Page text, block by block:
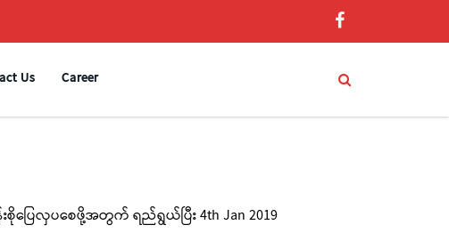
Us Career
စိုပြေလှပစေဖို့အတွက် ရည်ရွယ်ပြီး 4th Jan 2019